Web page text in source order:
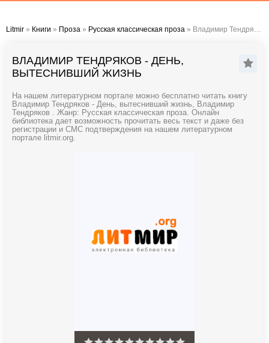
Litmir » Книги » Проза » Русская классическая проза » Владимир Тендряков - День, вытеснивший жизнь
ВЛАДИМИР ТЕНДРЯКОВ - ДЕНЬ,
ВЫТЕСНИВШИЙ ЖИЗНЬ
На нашем литературном портале можно бесплатно читать книгу
Владимир Тендряков - День, вытеснивший жизнь, Владимир
Тендряков . Жанр: Русская классическая проза. Онлайн
библиотека дает возможность прочитать весь текст и даже без
регистрации и СМС подтверждения на нашем литературном
портале litmir.org.